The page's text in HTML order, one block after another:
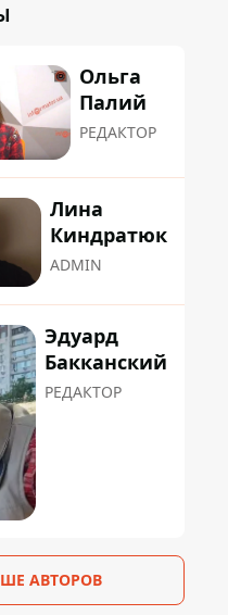
Ольга
Палий
РЕДАКТОР
Лина
Киндратюк
ADMIN
Эдуард
Бакканский
РЕДАКТОР
АВТОРОВ